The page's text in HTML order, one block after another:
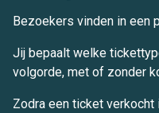
Bezoekers vinden in een
Jij bepaalt welke
volgorde, met of zonder
Zodra een ticket